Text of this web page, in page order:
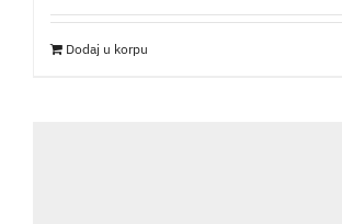
Dodaj u korpu